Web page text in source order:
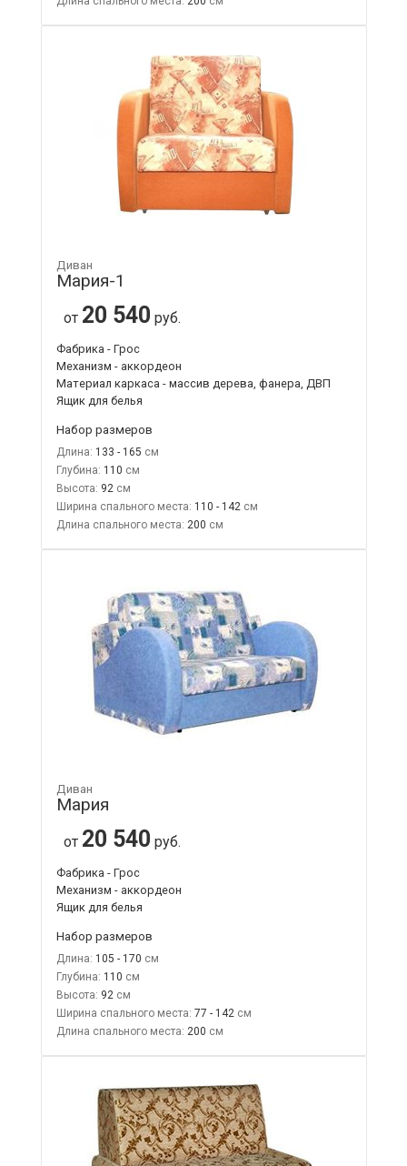
Диван
Мария-1
от 20 540 руб.
Фабрика - Грос
Механизм - аккордеон
Материал каркаса - массив дерева, фанера, ДВП
Ящик для белья
Набор размеров
Длина: 133 - 165
Глубина: 110
Высота: 92
Ширина спального места: 110 - 142
Длина спального места: 200
Диван
Мария
от 20 540 руб.
Фабрика - Грос
Механизм - аккордеон
Ящик для белья
Набор размеров
Длина: 105 - 170
Глубина: 110
Высота: 92
Ширина спального места: 77 - 142
Длина спального места: 200